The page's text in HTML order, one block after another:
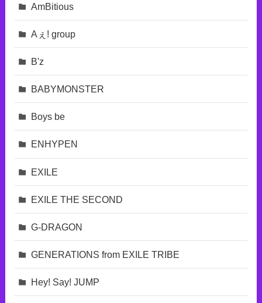
AmBitious
Aぇ! group
B'z
BABYMONSTER
Boys be
ENHYPEN
EXILE
EXILE THE SECOND
G-DRAGON
GENERATIONS from EXILE TRIBE
Hey! Say! JUMP